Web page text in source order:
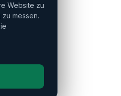
Website zu
messen.